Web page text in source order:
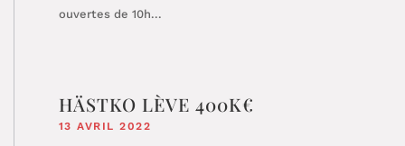
ouvertes de 10h...
HÄSTKO LÈVE 400K€
13 AVRIL 2022